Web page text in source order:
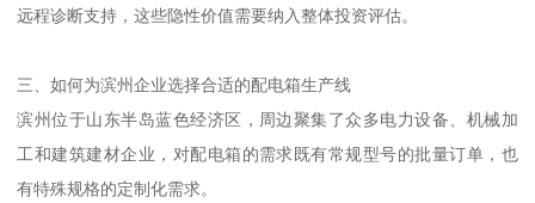
远程诊断支持，这些隐性价值需要纳入整体投资评估。
三、如何为滨州企业选择合适的配电箱生产线
滨州位于山东半岛蓝色经济区，周边聚集了众多电力设备、机械加
工和建筑建材企业，对配电箱的需求既有常规型号的批量订单，也
有特殊规格的定制化需求。